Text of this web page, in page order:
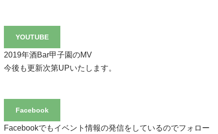
YOUTUBE
2019年酒Bar甲子園のMV
今後も更新次第UPいたします。
Facebook
Facebookでもイベント情報の発信をしているのでフォロー